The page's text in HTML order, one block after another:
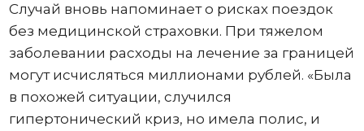
Случай вновь напоминает о рисках поездок
без медицинской страховки. При тяжелом
заболевании расходы на лечение за границей
могут исчисляться миллионами рублей. «Была
в похожей ситуации, случился
гипертонический криз, но имела полис, и